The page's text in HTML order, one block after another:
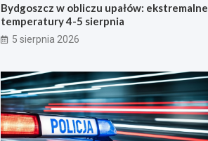
Bydgoszcz w obliczu upałów: ekstremalne
temperatury 4-5 sierpnia
5 sierpnia 2026